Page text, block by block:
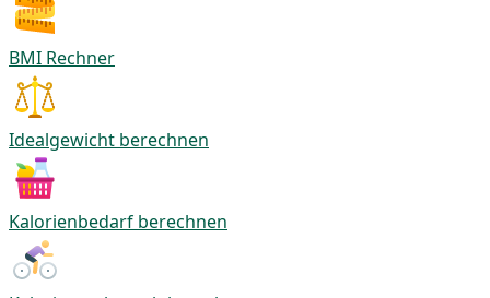
BMI Rechner
Idealgewicht berechnen
Kalorienbedarf berechnen